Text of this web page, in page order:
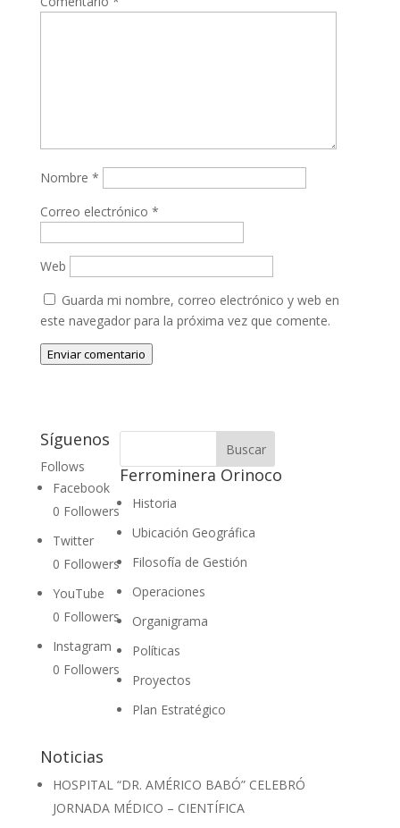
Nombre *
Correo electrónico *
Web
Guarda mi nombre, correo electrónico y web en
este navegador para la próxima vez que comente.
Enviar comentario
Síguenos
Follows
Facebook
0 Followers
Twitter
0 Followers
YouTube
0 Followers
Instagram
0 Followers
Ferrominera Orinoco
Historia
Ubicación Geográfica
Filosofía de Gestión
Operaciones
Organigrama
Políticas
Proyectos
Plan Estratégico
Noticias
HOSPITAL “DR. AMÉRICO BABÓ” CELEBRÓ
JORNADA MÉDICO – CIENTÍFICA